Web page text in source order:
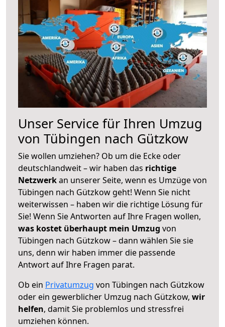
Unser Service für Ihren Umzug
von Tübingen nach Gützkow
Sie wollen umziehen? Ob um die Ecke oder
deutschlandweit – wir haben das richtige
Netzwerkan unserer Seite, wenn es Umzüge von
Tübingen nach Gützkow geht! Wenn Sie nicht
weiterwissen – haben wir die richtige Lösung für
Sie! Wenn Sie Antworten auf Ihre Fragen wollen,
was kostet überhaupt mein Umzug von
Tübingen nach Gützkow – dann wählen Sie sie
uns, denn wir haben immer die passende
Antwort auf Ihre Fragen parat.
Ob ein Privatumzug von Tübingen nach Gützkow
oder ein gewerblicher Umzug nach Gützkow, wir
helfen, damit Sie problemlos und stressfrei
umziehen können.